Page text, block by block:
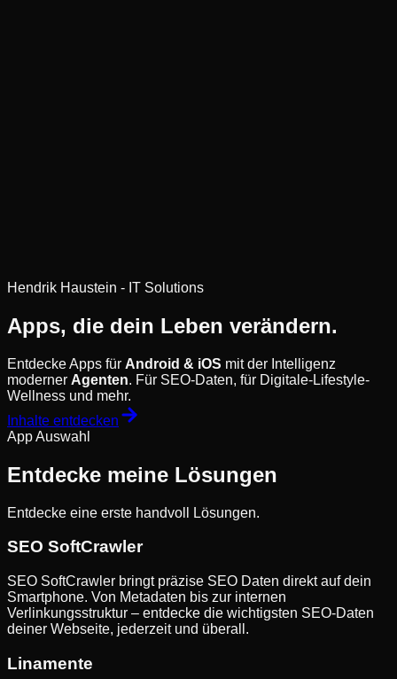
Hendrik Haustein - IT Solutions
Apps, die dein Leben verändern.
Entdecke Apps für Android & iOS mit der Intelligenz
moderner Agenten. Für SEO-Daten, für Digitale-Lifestyle-
Wellness und mehr.
Inhalte entdecken
App Auswahl
Entdecke meine Lösungen
Entdecke eine erste handvoll Lösungen.
SEO SoftCrawler
SEO SoftCrawler bringt präzise SEO Daten direkt auf dein
Smartphone. Von Metadaten bis zur internen
Verlinkungsstruktur – entdecke die wichtigsten SEO-Daten
deiner Webseite, jederzeit und überall.
Linamente